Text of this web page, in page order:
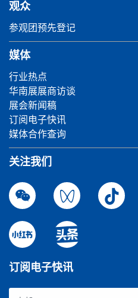
观众
参观团预先登记
媒体
行业热点
华南展展商访谈
展会新闻稿
订阅电子快讯
媒体合作查询
关注我们
订阅电子快讯